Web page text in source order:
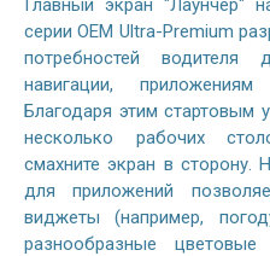
Главный экран "Лаунчер"
серии OEM Ultra-Premium
потребностей
навигации,
Благодаря этим стартовым
несколько рабочих
смахните экран в сторону.
для приложений
виджеты (например,
разнообразные